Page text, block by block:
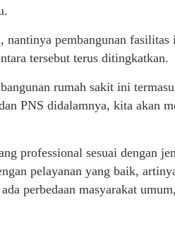
nantinya pembangunan
tersebut terus ditingkatkan.
rumah sakit ini
PNS didalamnya, kita akan
professional sesuai dengan
pelayanan yang baik,
perbedaan masyarakat